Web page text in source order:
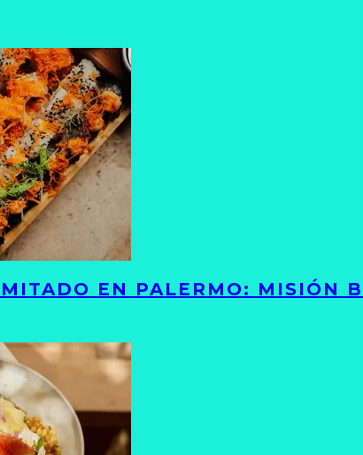
EN PALERMO: MISIÓN